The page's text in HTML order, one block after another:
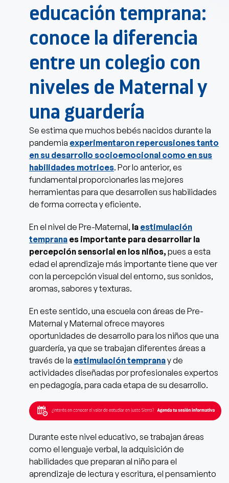
educación temprana:
conoce la diferencia
entre un colegio con
niveles de Maternal y
una guardería
Se estima que muchos bebés nacidos durante la
pandemia experimentaron repercusiones tanto
en su desarrollo socioemocional como en sus
habilidades motrices. Por lo anterior, es
fundamental proporcionarles las mejores
herramientas para que desarrollen sus habilidades
de forma correcta y eficiente.
En el nivel de Pre-Maternal, la estimulación
temprana es importante para desarrollar la
percepción sensorial en los niños, pues a esta
edad el aprendizaje más importante tiene que ver
con la percepción visual del entorno, sus sonidos,
aromas, sabores y texturas.
En este sentido, una escuela con áreas de Pre-
Maternal y Maternal ofrece mayores
oportunidades de desarrollo para los niños que una
guardería, ya que se trabajan diferentes áreas a
través de la estimulación tempranay de
actividades diseñadas por profesionales expertos
en pedagogía, para cada etapa de su desarrollo.
Durante este nivel educativo, se trabajan áreas
como el lenguaje verbal, la adquisición de
habilidades que preparan al niño para el
aprendizaje de lectura y escritura, el pensamiento